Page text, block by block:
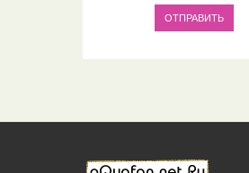
ОТПРАВИТЬ